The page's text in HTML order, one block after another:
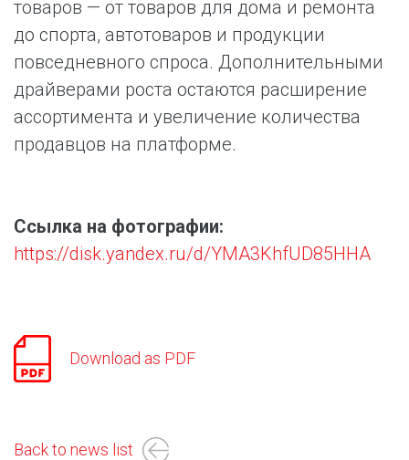
товаров — от товаров для дома и ремонта
до спорта, автотоваров и продукции
повседневного спроса. Дополнительными
драйверами роста остаются расширение
ассортимента и увеличение количества
продавцов на платформе.
Ссылка на фотографии:
https://disk.yandex.ru/d/YMA3KhfUD85HHA
Download as PDF
Back to news list